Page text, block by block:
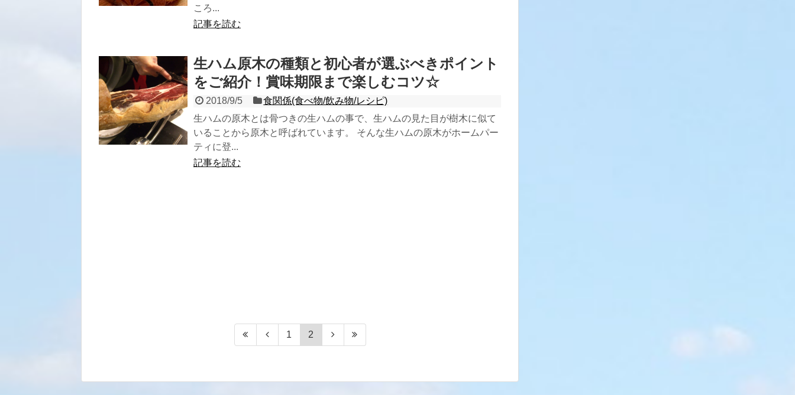
ころ...
記事を読む
生ハム原木の種類と初心者が選ぶべきポイント
をご紹介！賞味期限まで楽しむコツ☆
2018/9/5
食関係(食べ物/飲み物/レシピ)
生ハムの原木とは骨つきの生ハムの事で、生ハムの見た目が樹木に似て
いることから原木と呼ばれています。 そんな生ハムの原木がホームパー
ティに登...
記事を読む
1 2